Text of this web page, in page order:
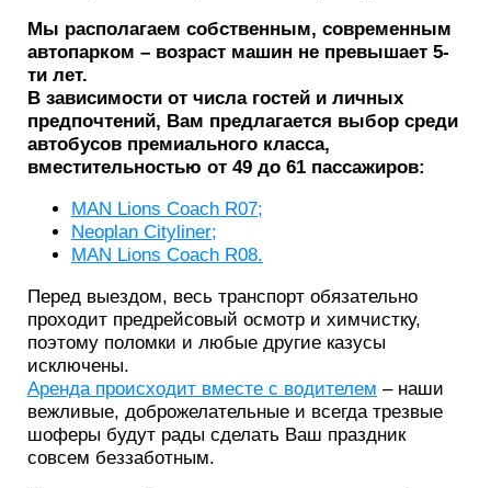
Мы располагаем собственным, современным
автопарком – возраст машин не превышает 5-
ти лет.
В зависимости от числа гостей и личных
предпочтений, Вам предлагается выбор среди
автобусов премиального класса,
вместительностью от 49 до 61 пассажиров:
MAN Lions Coach R07;
Neoplan Cityliner;
MAN Lions Coach R08.
Перед выездом, весь транспорт обязательно
проходит предрейсовый осмотр и химчистку,
поэтому поломки и любые другие казусы
исключены.
Аренда происходит вместе с водителем – наши
вежливые, доброжелательные и всегда трезвые
шоферы будут рады сделать Ваш праздник
совсем беззаботным.